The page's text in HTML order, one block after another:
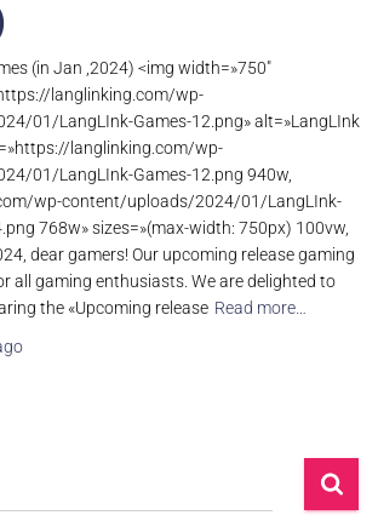
(in Jan ,2024) <img width=»750″
langlinking.com/wp-
01/LangLInk-Games-12.png» alt=»LangLInk
langlinking.com/wp-
01/LangLInk-Games-12.png 940w,
wp-content/uploads/2024/01/LangLInk-
768w» sizes=»(max-width: 750px) 100vw,
dear gamers! Our upcoming release gaming
all gaming enthusiasts. We are delighted to
the «Upcoming release Read more…